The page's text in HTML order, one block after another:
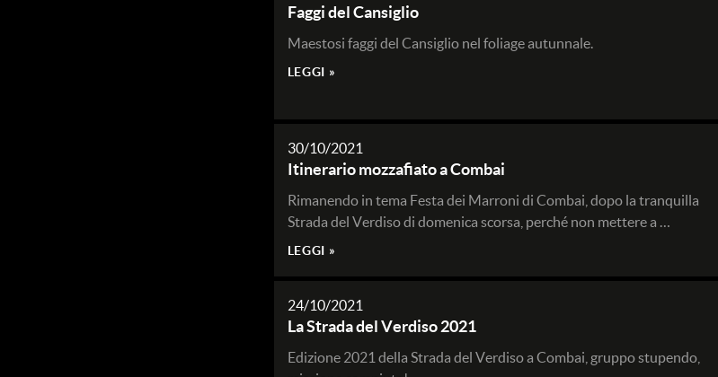
Faggi del Cansiglio
Maestosi faggi del Cansiglio nel foliage autunnale.
LEGGI »
30/10/2021
Itinerario mozzafiato a Combai
Rimanendo in tema Festa dei Marroni di Combai, dopo la tranquilla
Strada del Verdiso di domenica scorsa, perché non mettere a …
LEGGI »
24/10/2021
La Strada del Verdiso 2021
Edizione 2021 della Strada del Verdiso a Combai, gruppo stupendo,